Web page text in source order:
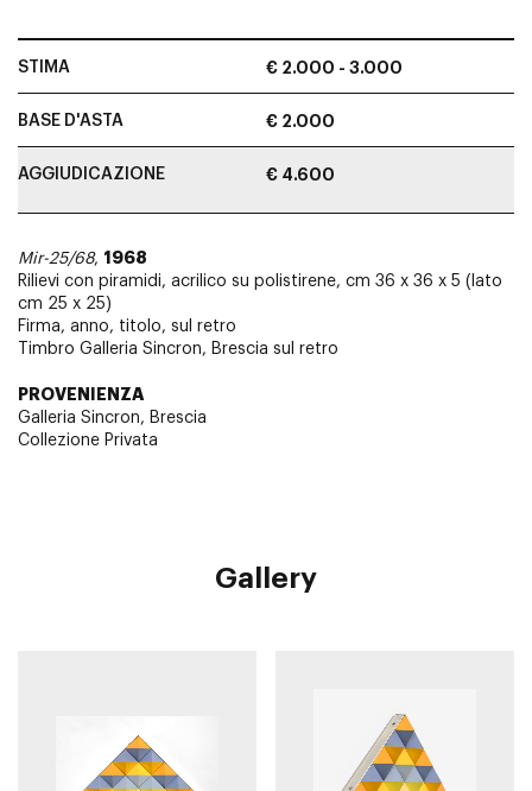
STIMA € 2.000 - 3.000
BASE D'ASTA € 2.000
AGGIUDICAZIONE € 4.600
Mir-25/68, 1968
Rilievi con piramidi, acrilico su polistirene, cm 36 x 36 x 5 (lato
cm 25 x 25)
Firma, anno, titolo, sul retro
Timbro Galleria Sincron, Brescia sul retro
PROVENIENZA
Galleria Sincron, Brescia
Collezione Privata
Gallery